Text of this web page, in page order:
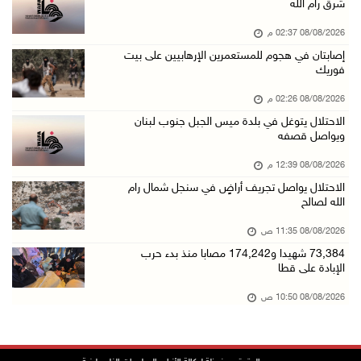
08/آب/2026 11:04 ص
73,384 شهيدا و174,242 مصابا منذ بدء حرب الإبا ...
08/آب/2026 10:50 ص
قوات الاحتلال تجري تحقيقات ميدانية مع عشرات ا ...
08/آب/2026 10:18 ص
تقرير: خطاب الكراهية والتحريض يتصاعد في أوساط ...
08/آب/2026 09:38 ص
3 إصابات برصاص الاحتلال شمال خان يونس
ارتفاع أسعار النفط
شرق رام الله
08/08/2026 02:37 م
إصابتان في هجوم للمستعمرين الإرهابيين على بيت
فوريك
08/08/2026 02:26 م
الاحتلال يتوغل في بلدة ميس الجبل جنوب لبنان
ويواصل قصفه
08/08/2026 12:39 م
الاحتلال يواصل تجريف أراضٍ في سنجل شمال رام
الله لصالح
08/08/2026 11:35 ص
73,384 شهيدا و174,242 مصابا منذ بدء حرب
الإبادة على قطا
08/08/2026 10:50 ص